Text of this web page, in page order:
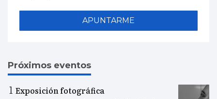
APUNTARME
Próximos eventos
Exposición fotográfica